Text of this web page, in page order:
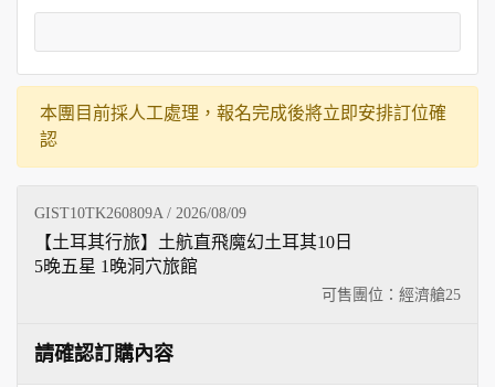
本團目前採人工處理，報名完成後將立即安排訂位確
認
GIST10TK260809A / 2026/08/09
可售團位：經濟艙25
【土耳其行旅】土航直飛魔幻土耳其10日
5晚五星 1晚洞穴旅館
請確認訂購內容